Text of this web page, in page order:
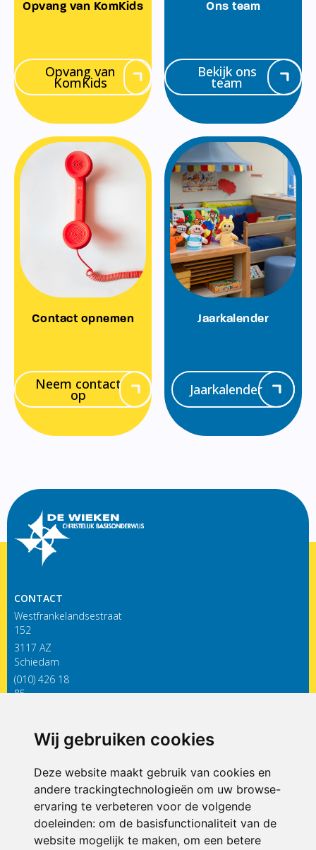
Wij gebruiken cookies
Deze website maakt gebruik van cookies en
andere trackingtechnologieën om uw browse-
ervaring te verbeteren voor de volgende
doeleinden: om de basisfunctionaliteit van de
website mogelijk te maken, om een betere
Opvang van KomKids
Opvang van
KomKids
Ons team
Bekijk ons
team
Contact opnemen
Neem contact
op
Jaarkalender
Jaarkalender
CONTACT
Westfrankelandsestraat
152
3117 AZ
Schiedam
(010) 426 18
85
ONDERDEEL VAN